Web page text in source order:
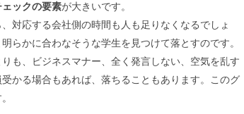
ックの要素が大きいです。
対応する会社側の時間も人も足りなくなるでしょ
らかに合わなそうな学生を見つけて落とすのです。
も、ビジネスマナー、全く発言しない、空気を乱す
かる場合もあれば、落ちることもあります。このグ